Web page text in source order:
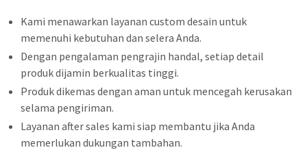
Kami menawarkan layanan custom desain untuk
memenuhi kebutuhan dan selera Anda.
Dengan pengalaman pengrajin handal, setiap detail
produk dijamin berkualitas tinggi.
Produk dikemas dengan aman untuk mencegah kerusakan
selama pengiriman.
Layanan after sales kami siap membantu jika Anda
memerlukan dukungan tambahan.